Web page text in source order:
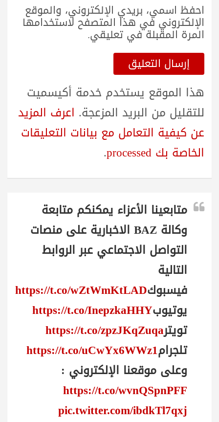
احفظ اسمي، بريدي الإلكتروني، والموقع
الإلكتروني في هذا المتصفح لاستخدامها
المرة المقبلة في تعليقي.
هذا الموقع يستخدم خدمة أكيسميت
للتقليل من البريد المزعجة. اعرف المزيد
عن كيفية التعامل مع بيانات التعليقات
الخاصة بك processed
.
متابعينا الأعزاء يمكنكم متابعة
وكالة BAZ الاخبارية على منصات
التواصل الاجتماعي عبر الروابط
التالية
فيسبوكhttps://t.co/wZtWmKtLAD
يوتيوبhttps://t.co/InepzkaHHY
تويترhttps://t.co/zpzJKqZuqa
تلجرامhttps://t.co/uCwYx6WWz1
وعلى موقعنا الإلكتروني :
https://t.co/wvnQSpnPFF
pic.twitter.com/ibdkTl7qxj